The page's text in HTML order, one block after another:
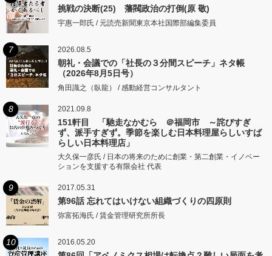
挑戦の決断(25) 藩閥政治の打倒(原 敬)
宇惠一郎氏 / 元読売新聞東京本社国際部編集委員
7 2026.08.5
朝礼・会議での「社長の３分間スピーチ」ネタ帳
（2026年8月5日号）
角田識之（臥龍） / 感動経営コンサルタント
8 2021.09.8
151軒目 「馳走なかむら ＠福岡市 ～詫びすぎ
ず、派手すぎず。季節を楽しむ日本料理屋らしいすば
らしい日本料理店」
大久保一彦氏 / 日本の将来のために創業・第二創業・イノベー
ションを支援する有限会社 代表
9 2017.05.31
第96話 忘れてはいけない組織づくりの四原則
弥富拓海氏 / 賃金管理研究所所長
10 2016.05.20